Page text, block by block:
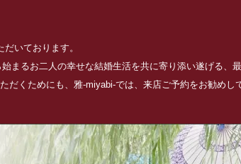
いております。
まるお二人の幸せな結婚生活を共に寄り添い遂げる、
くためにも、雅-miyabi-では、来店ご予約をお勧めし